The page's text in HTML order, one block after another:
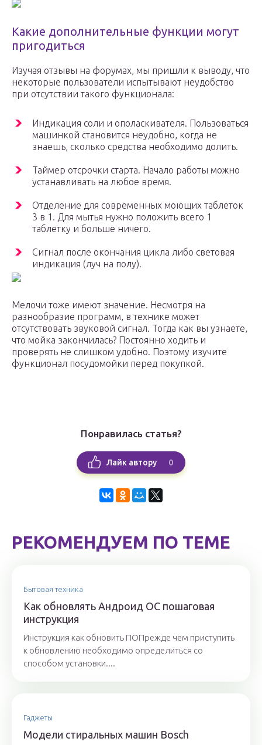
Какие дополнительные функции могут
пригодиться
Изучая отзывы на форумах, мы пришли к выводу, что
некоторые пользователи испытывают неудобство
при отсутствии такого функционала:
Индикация соли и ополаскивателя. Пользоваться
машинкой становится неудобно, когда не
знаешь, сколько средства необходимо долить.
Таймер отсрочки старта. Начало работы можно
устанавливать на любое время.
Отделение для современных моющих таблеток
3 в 1. Для мытья нужно положить всего 1
таблетку и больше ничего.
Сигнал после окончания цикла либо световая
индикация (луч на полу).
Мелочи тоже имеют значение. Несмотря на
разнообразие программ, в технике может
отсутствовать звуковой сигнал. Тогда как вы узнаете,
что мойка закончилась? Постоянно ходить и
проверять не слишком удобно. Поэтому изучите
функционал посудомойки перед покупкой.
Понравилась статья?
Лайк автору 0
РЕКОМЕНДУЕМ ПО ТЕМЕ
Бытовая техника
Как обновлять Андроид ОС пошаговая
инструкция
Инструкция как обновить ПОПрежде чем приступить
к обновлению необходимо определиться со
способом установки....
Гаджеты
Модели стиральных машин Bosch